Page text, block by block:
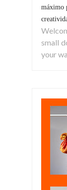
máximo
small
your